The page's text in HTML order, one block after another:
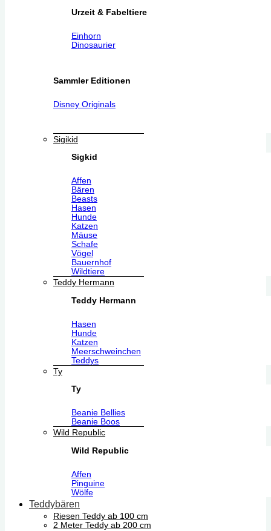
Urzeit & Fabeltiere
Einhorn
Dinosaurier
Sammler Editionen
Disney Originals
Sigikid
Sigkid
Affen
Bären
Beasts
Hasen
Hunde
Katzen
Mäuse
Schafe
Vögel
Bauernhof
Wildtiere
Teddy Hermann
Teddy Hermann
Hasen
Hunde
Katzen
Meerschweinchen
Teddys
Ty
Ty
Beanie Bellies
Beanie Boos
Wild Republic
Wild Republic
Affen
Pinguine
Wölfe
Teddybären
Riesen Teddy ab 100 cm
2 Meter Teddy ab 200 cm